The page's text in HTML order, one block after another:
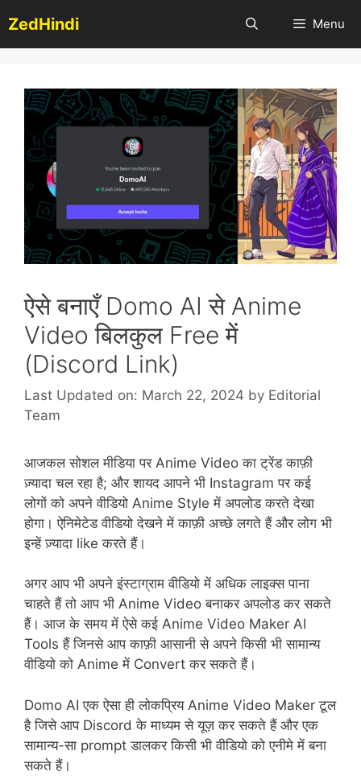
to
content
ZedHindi Menu
ऐसे बनाएँ Domo AI से Anime
Video बिलकुल Free में
(Discord Link)
Last Updated on: March 22, 2024 by Editorial
Team
आजकल सोशल मीडिया पर Anime Video का ट्रेंड काफ़ी
ज़्यादा चल रहा है; और शायद आपने भी Instagram पर कई
लोगों को अपने वीडियो Anime Style में अपलोड करते देखा
होगा। ऐनिमेटेड वीडियो देखने में काफ़ी अच्छे लगते हैं और लोग भी
इन्हें ज़्यादा like करते हैं।
अगर आप भी अपने इंस्टाग्राम वीडियो में अधिक लाइक्स पाना
चाहते हैं तो आप भी Anime Video बनाकर अपलोड कर सकते
हैं। आज के समय में ऐसे कई Anime Video Maker AI
Tools हैं जिनसे आप काफ़ी आसानी से अपने किसी भी सामान्य
वीडियो को Anime में Convert कर सकते हैं।
Domo AI एक ऐसा ही लोकप्रिय Anime Video Maker टूल
है जिसे आप Discord के माध्यम से यूज़ कर सकते हैं और एक
सामान्य-सा prompt डालकर किसी भी वीडियो को एनीमे में बना
सकते हैं।